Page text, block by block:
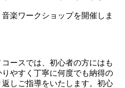
楽ワークショップを開催しま
コースでは、初心者の方にはも
やすく丁寧に何度でも納得の
しご指導をいたします。初心